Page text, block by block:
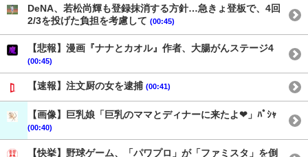
DeNA、若松尚輝も登録抹消する方針…急きょ登板で、4回
2/3を投げた負担を考慮して (00:45)
【悲報】漫画『ナナとカオル』作者、大腸がんステージ4
(00:45)
【速報】注文厨の女を逮捕 (00:41)
【画像】巨乳娘「巨乳のママとディナーに来たよ❤」ﾊﾟｼｬ
(00:40)
【快挙】野球ゲーム、「パワプロ」が「ファミスタ」を倒